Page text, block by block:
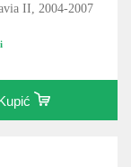
II, 2004-2007